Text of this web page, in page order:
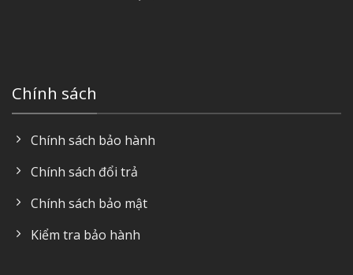
Chính sách
Chính sách bảo hành
Chính sách đổi trả
Chính sách bảo mật
Kiểm tra bảo hành